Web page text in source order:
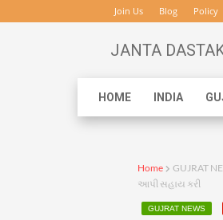
Join Us Blog Policy
JANTA
HOME INDIA
Home GUJRAT
આપી સહાય કરી
GUJRAT NEWS